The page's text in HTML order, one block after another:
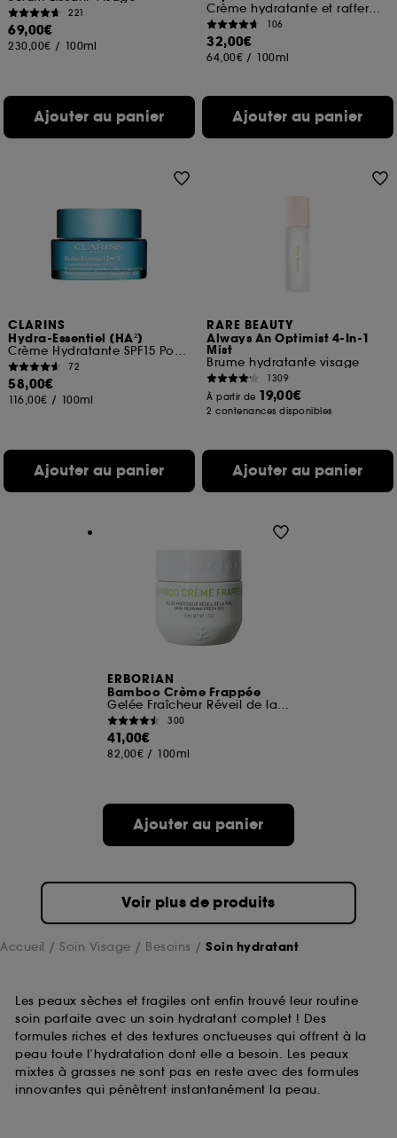
221
69,00€
230,00€ / 100ml
Ajouter au panier
Crème hydratante et raffermissante
106
32,00€
64,00€ / 100ml
Ajouter au panier
CLARINS
Hydra-Essentiel [HA²]
Crème Hydratante SPF15 Pour Peaux normales à sèches
72
58,00€
116,00€ / 100ml
Ajouter au panier
RARE BEAUTY
Always An Optimist 4-In-1
Mist
Brume hydratante visage
1309
À partir de 19,00€
2 contenances disponibles
Ajouter au panier
ERBORIAN
Bamboo Crème Frappée
Gelée Fraîcheur Réveil de la Peau
300
41,00€
82,00€ / 100ml
Ajouter au panier
Voir plus de produits
Accueil Soin Visage Besoins Soin hydratant
Les peaux sèches et fragiles ont enfin trouvé leur routine
soin parfaite avec un soin hydratant complet ! Des
formules riches et des textures onctueuses qui offrent à la
peau toute l’hydratation dont elle a besoin. Les peaux
mixtes à grasses ne sont pas en reste avec des formules
innovantes qui pénètrent instantanément la peau.